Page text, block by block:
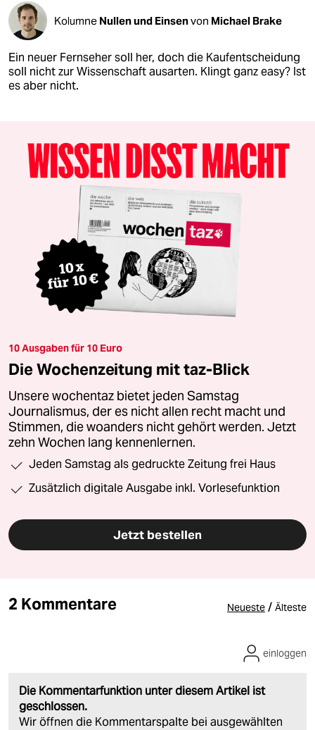
Kolumne Nullen und Einsenvon Michael Brake
Ein neuer Fernseher soll her, doch die Kaufentscheidung
soll nicht zur Wissenschaft ausarten. Klingt ganz easy? Ist
es aber nicht.
10 Ausgaben für 10 Euro
Die Wochenzeitung mit taz-Blick
Unsere wochentaz bietet jeden Samstag
Journalismus, der es nicht allen recht macht und
Stimmen, die woanders nicht gehört werden. Jetzt
zehn Wochen lang kennenlernen.
Jeden Samstag als gedruckte Zeitung frei Haus
Zusätzlich digitale Ausgabe inkl. Vorlesefunktion
Jetzt bestellen
2 Kommentare Neueste / Älteste
Die Kommentarfunktion unter diesem Artikel ist
geschlossen.
Wir öffnen die Kommentarspalte bei ausgewählten
einloggen